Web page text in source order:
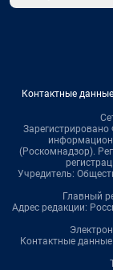
Контактные
(Роскомнадзор).
Учредитель:
Главный
Адрес редакции:
Контактные